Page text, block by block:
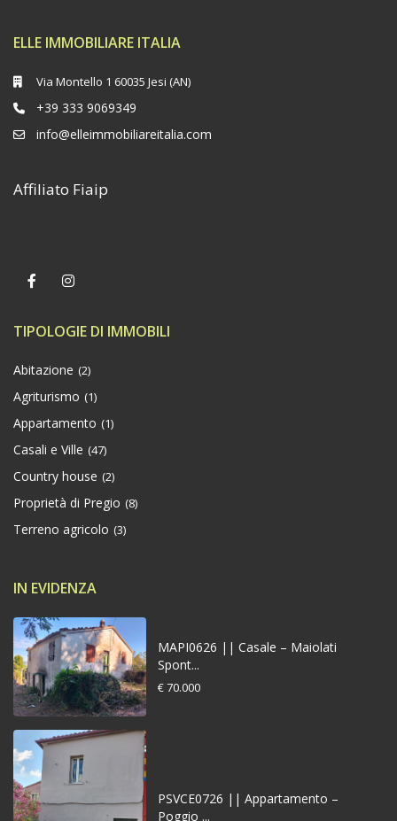
ELLE IMMOBILIARE ITALIA
Via Montello 1 60035 Jesi (AN)
+39 333 9069349
info@elleimmobiliareitalia.com
Affiliato Fiaip
TIPOLOGIE DI IMMOBILI
Abitazione (2)
Agriturismo (1)
Appartamento (1)
Casali e Ville (47)
Country house (2)
Proprietà di Pregio (8)
Terreno agricolo (3)
IN EVIDENZA
MAPI0626 || Casale – Maiolati
Spont...
€ 70.000
PSVCE0726 || Appartamento –
Poggio ...